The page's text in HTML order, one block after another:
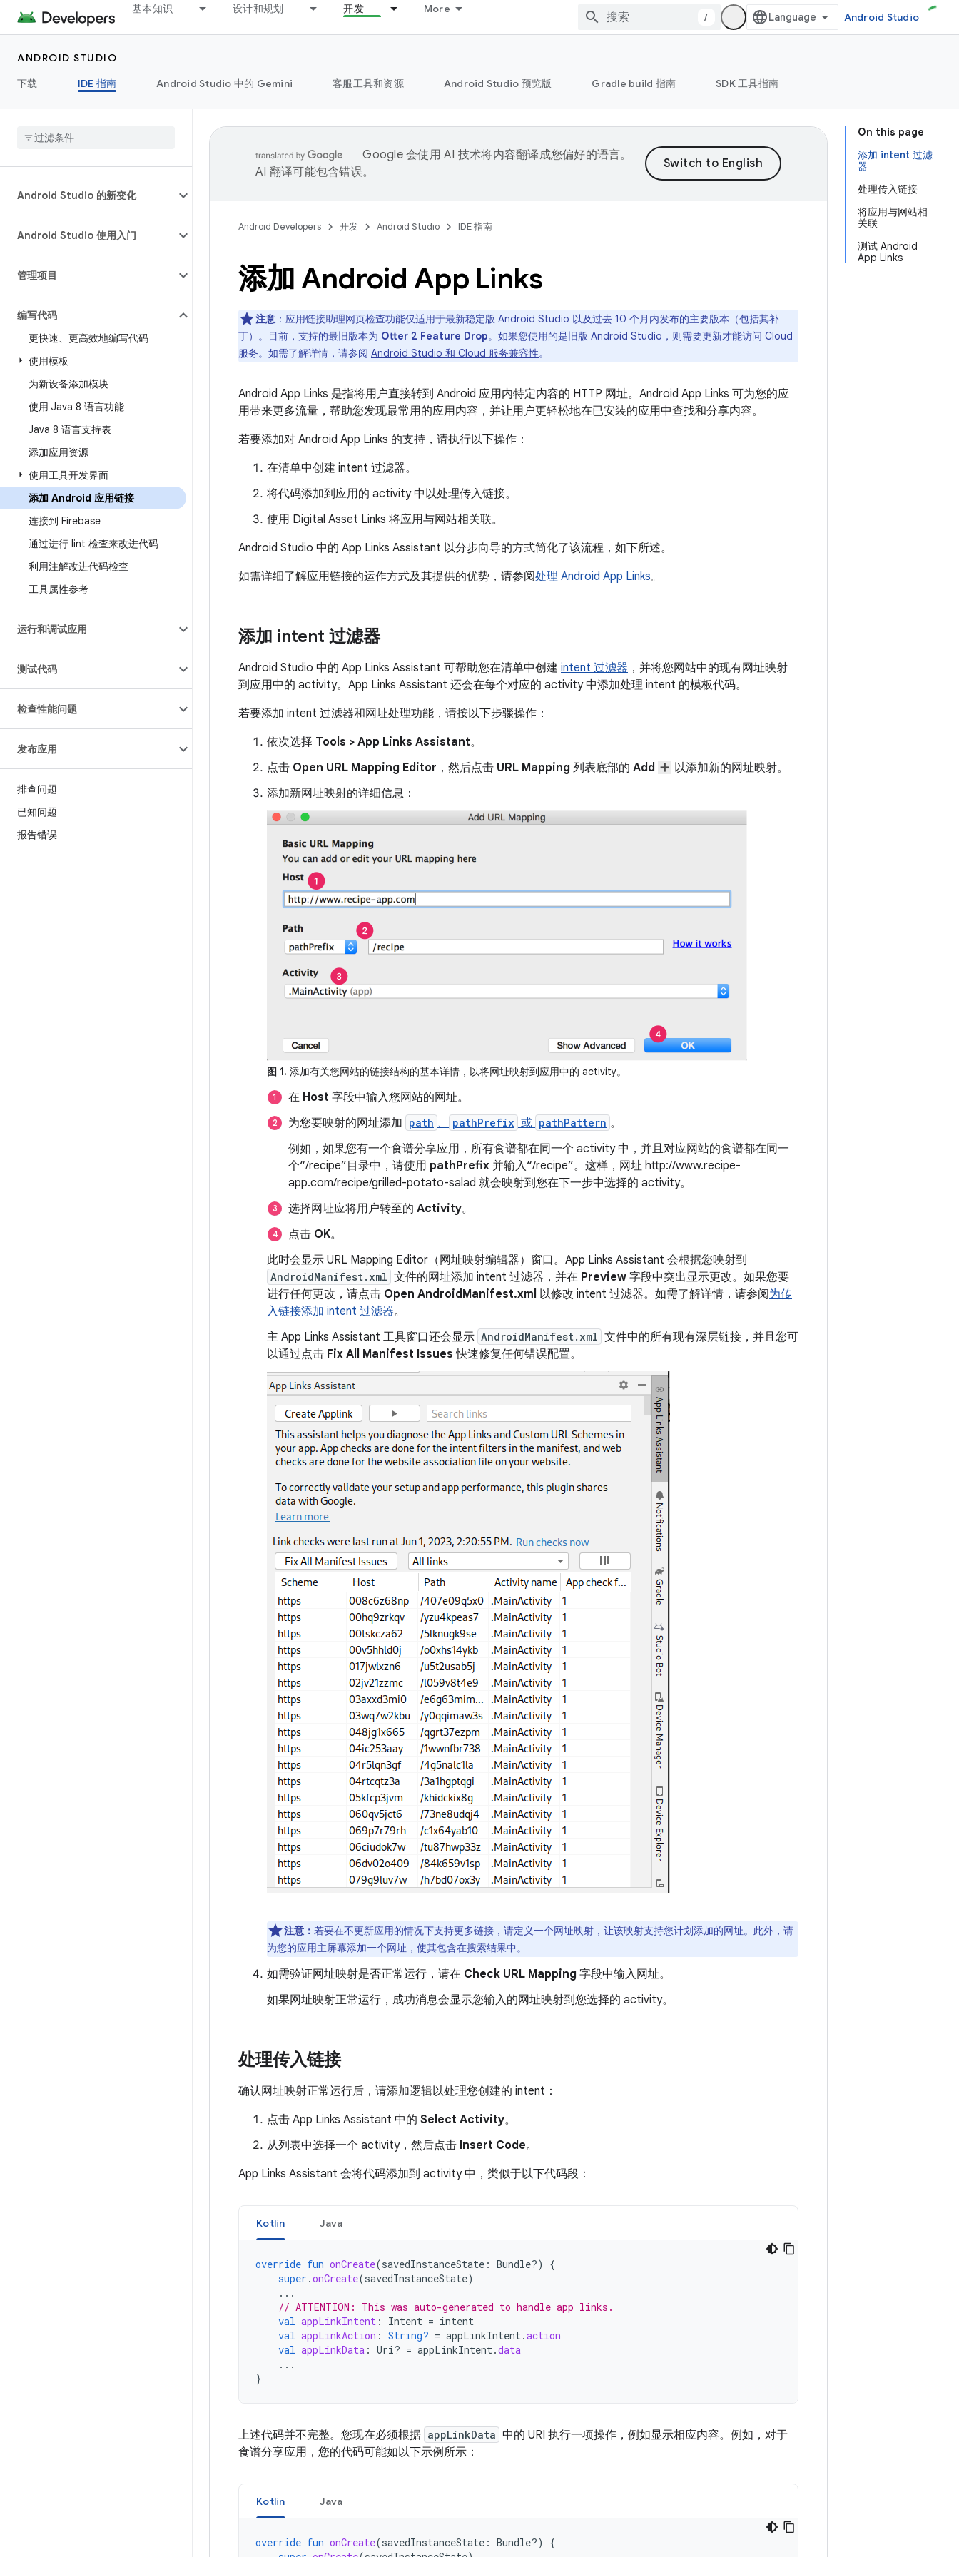
基本知识 设计和规划 开发 More
/ Android Studio
ANDROID STUDIO
下载
IDE 指南 Android Studio 中的 Gemini 客服工具和资源 Android Studio 预览版 Gradle build 指南 SDK 工具指南
Android Studio 的新变化
Android Studio 使用入门
管理项目
编写代码
更快速、更高效地编写代码
使用模板
为新设备添加模块
使用 Java 8 语言功能
Java 8 语言支持表
添加应用资源
使用工具开发界面
添加 Android 应用链接
连接到 Firebase
通过进行 lint 检查来改进代码
利用注解改进代码检查
工具属性参考
运行和调试应用
测试代码
检查性能问题
发布应用
排查问题
已知问题
报告错误
On this page
添加 intent 过滤
器
处理传入链接
将应用与网站相
关联
测试 Android
App Links
Google 会使用 AI 技术将内容翻译成您偏好的语言。
AI 翻译可能包含错误。
Android Developers 开发 Android Studio IDE 指南
添加 Android App Links
注意 ：应用链接助理网页检查功能仅适用于最新稳定版 Android Studio 以及过去 10 个月内发布的主要版本（包括其补
丁）。目前，支持的最旧版本为 Otter 2 Feature Drop。如果您使用的是旧版 Android Studio，则需要更新才能访问 Cloud
服务。如需了解详情，请参阅 Android Studio 和 Cloud 服务兼容性。
Android App Links 是指将用户直接转到 Android 应用内特定内容的 HTTP 网址。Android App Links 可为您的应
用带来更多流量，帮助您发现最常用的应用内容，并让用户更轻松地在已安装的应用中查找和分享内容。
若要添加对 Android App Links 的支持，请执行以下操作：
在清单中创建 intent 过滤器。
将代码添加到应用的 activity 中以处理传入链接。
使用 Digital Asset Links 将应用与网站相关联。
Android Studio 中的 App Links Assistant 以分步向导的方式简化了该流程，如下所述。
如需详细了解应用链接的运作方式及其提供的优势，请参阅处理 Android App Links。
添加 intent 过滤器
Android Studio 中的 App Links Assistant 可帮助您在清单中创建 intent 过滤器 ，并将您网站中的现有网址映射
到应用中的 activity。App Links Assistant 还会在每个对应的 activity 中添加处理 intent 的模板代码。
若要添加 intent 过滤器和网址处理功能，请按以下步骤操作：
依次选择 Tools > App Links Assistant。
点击 Open URL Mapping Editor ，然后点击 URL Mapping 列表底部的 Add
以添加新的网址映射。
添加新网址映射的详细信息：
图 1. 添加有关您网站的链接结构的基本详情，以将网址映射到应用中的 activity。
在 Host 字段中输入您网站的网址。
为您要映射的网址添加 path 、 pathPrefix 或 pathPattern 。
例如，如果您有一个食谱分享应用，所有食谱都在同一个 activity 中，并且对应网站的食谱都在同一
个“/recipe”目录中，请使用 pathPrefix 并输入“/recipe”。 这样，网址 http://www.recipe-
app.com/recipe/grilled-potato-salad 就会映射到您在下一步中选择的 activity。
选择网址应将用户转至的 Activity。
点击 OK。
此时会显示 URL Mapping Editor（网址映射编辑器）窗口。App Links Assistant 会根据您映射到
AndroidManifest.xml 文件的网址添加 intent 过滤器，并在 Preview 字段中突出显示更改。如果您要
进行任何更改，请点击 Open AndroidManifest.xml 以修改 intent 过滤器。如需了解详情，请参阅为传
入链接添加 intent 过滤器。
主 App Links Assistant 工具窗口还会显示 AndroidManifest.xml 文件中的所有现有深层链接，并且您可
以通过点击 Fix All Manifest Issues 快速修复任何错误配置。
注意： 若要在不更新应用的情况下支持更多链接，请定义一个网址映射，让该映射支持您计划添加的网址。此外，请
为您的应用主屏幕添加一个网址，使其包含在搜索结果中。
如需验证网址映射是否正常运行，请在 Check URL Mapping 字段中输入网址。
如果网址映射正常运行，成功消息会显示您输入的网址映射到您选择的 activity。
处理传入链接
确认网址映射正常运行后，请添加逻辑以处理您创建的 intent：
点击 App Links Assistant 中的 Select Activity。
从列表中选择一个 activity，然后点击 Insert Code。
App Links Assistant 会将代码添加到 activity 中，类似于以下代码段：
Kotlin Java
override fun onCreate(savedInstanceState : Bundle?)
{
super .onCreate(savedInstanceState)
...
// ATTENTION: This was auto-generated to handle app links.
val appLinkIntent : Intent = intent
val appLinkAction : String? = appLinkIntent.action
val appLinkData : Uri? = appLinkIntent.data
...
}
上述代码并不完整。您现在必须根据 appLinkData 中的 URI 执行一项操作，例如显示相应内容。例如，对于
食谱分享应用，您的代码可能如以下示例所示：
Kotlin Java
override fun onCreate(savedInstanceState : Bundle?)
{